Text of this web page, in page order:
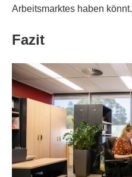
Arbeitsmarktes haben könnt.
Fazit